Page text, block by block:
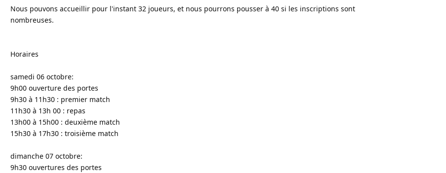
Nous pouvons accueillir pour l'instant 32 joueurs, et nous pourrons pousser à 40 si les inscriptions sont
nombreuses.
Horaires
samedi 06 octobre:
9h00 ouverture des portes
9h30 à 11h30 : premier match
11h30 à 13h 00 : repas
13h00 à 15h00 : deuxième match
15h30 à 17h30 : troisième match
dimanche 07 octobre:
9h30 ouvertures des portes